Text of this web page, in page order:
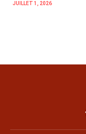
JUILLET 1, 2026